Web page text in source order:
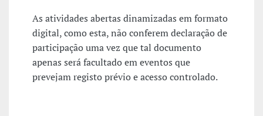
As atividades abertas dinamizadas em formato
digital, como esta, não conferem declaração de
participação uma vez que tal documento
apenas será facultado em eventos que
prevejam registo prévio e acesso controlado.